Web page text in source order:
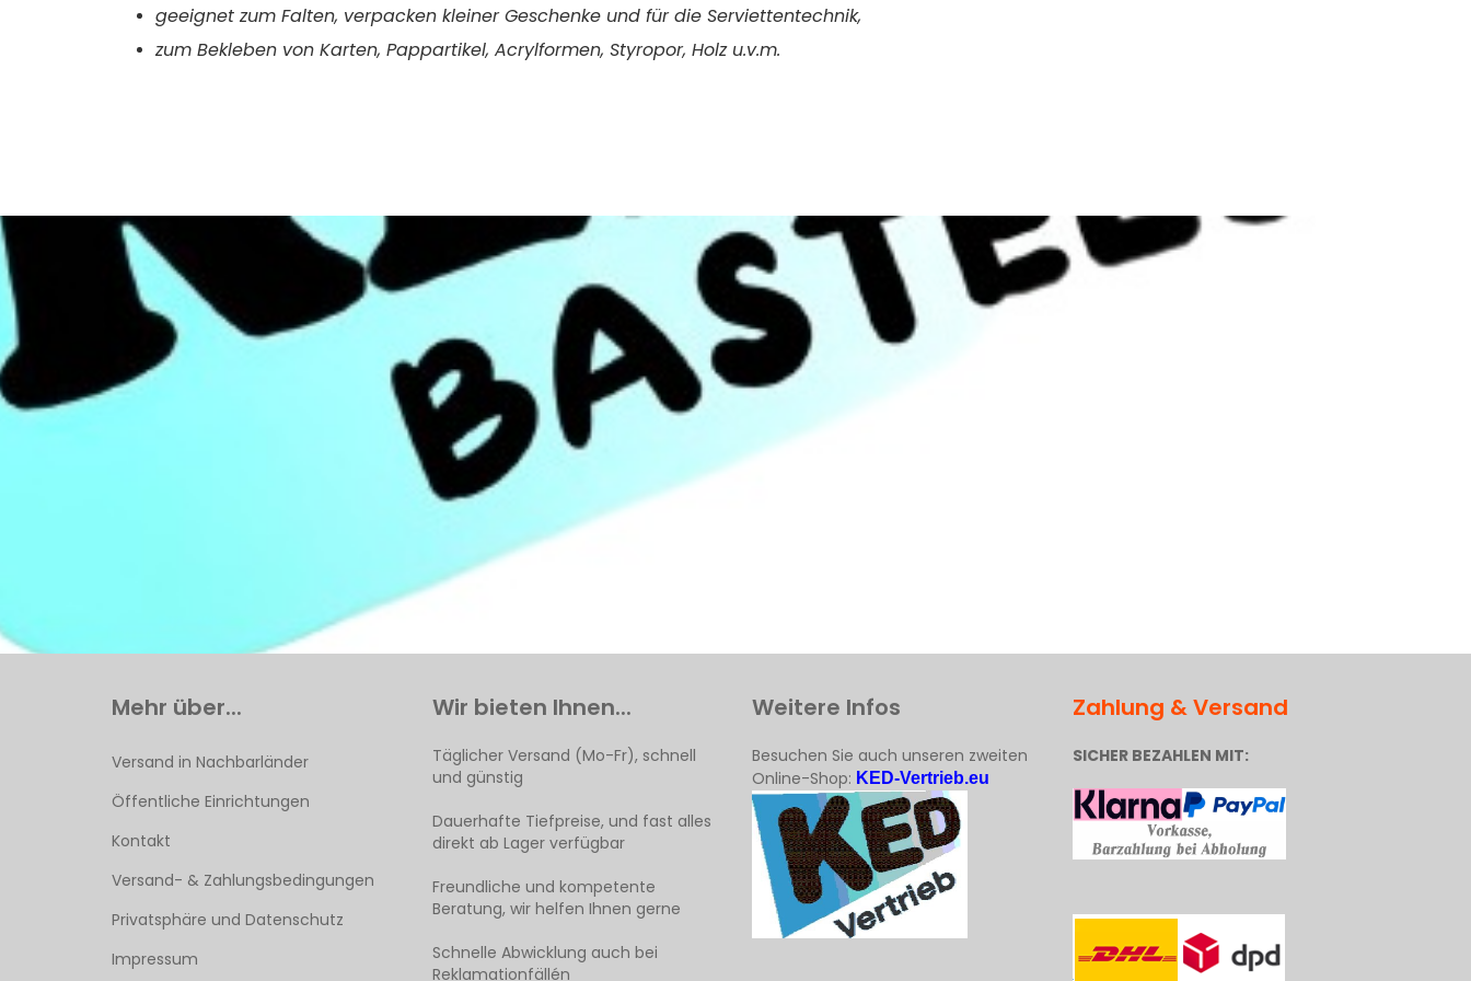
geeignet zum Falten, verpacken kleinerGeschenke und für die Serviettentechnik,
zum Bekleben von Karten, Pappartikel, Acrylformen, Styropor, Holz u.v.m.
Mehr über...
Versand in Nachbarländer
Öffentliche Einrichtungen
Kontakt
Versand- & Zahlungsbedingungen
Privatsphäre und Datenschutz
Impressum
Wir bieten Ihnen...
Täglicher Versand (Mo-Fr), schnell
und günstig
Dauerhafte Tiefpreise, und fast alles
direkt ab Lager verfügbar
Freundliche und kompetente
Beratung, wir helfen Ihnen gerne
Schnelle Abwicklung auch bei
Reklamationfällén
Weitere Infos
Besuchen Sie auch unseren zweiten
Online-Shop: KED-Vertrieb.eu
Zahlung & Versand
SICHER BEZAHLEN MIT: